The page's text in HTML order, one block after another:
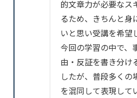
的文章力が必要なス
るため、きちんと身
いと思い受講を希望
今回の学習の中で、
由・反証を書き分け
したが、普段多くの
を混同して表現して